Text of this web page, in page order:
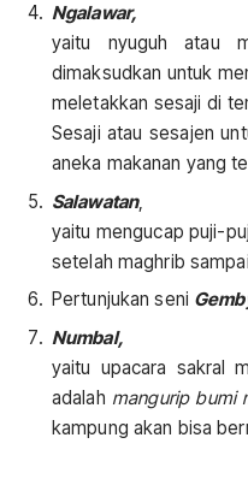
Ngalawar,
yaitu nyuguh atau
dimaksudkan untuk
meletakkan sesaji di
Sesaji atau sesajen
aneka makanan yang
Salawatan,
yaitu mengucap puji-
setelah maghrib
Pertunjukan seni
Numbal,
yaitu upacara sakral
adalah mangurip bumi
kampung akan bisa